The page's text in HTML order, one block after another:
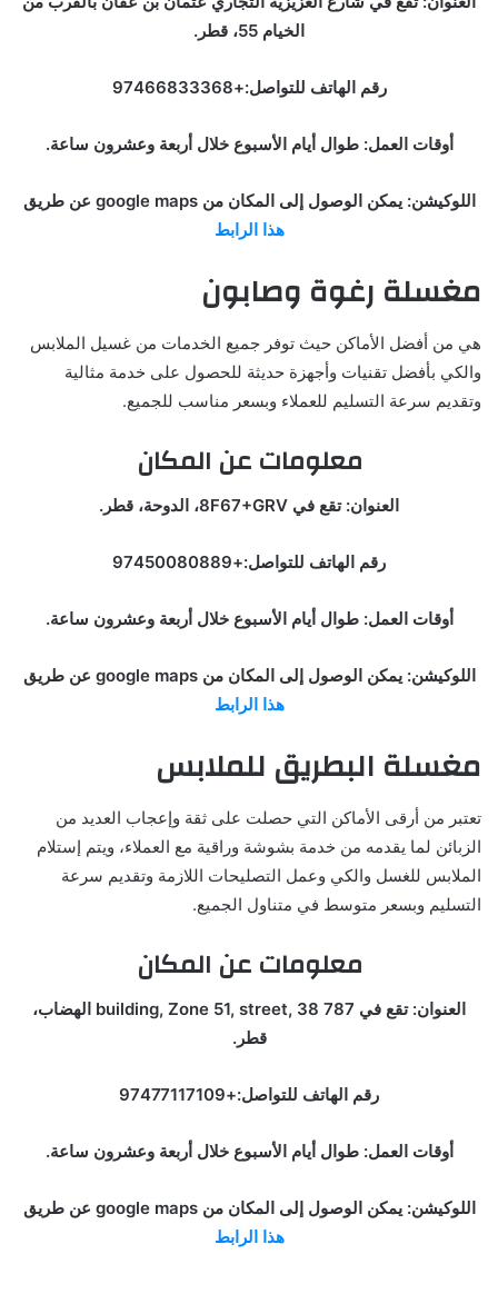
الخيام 55، قطر.
رقم الهاتف للتواصل:+97466833368
أوقات العمل: طوال أيام الأسبوع خلال أربعة وعشرون ساعة.
اللوكيشن: يمكن الوصول إلى المكان من google maps عن طريق
هذا الرابط
مغسلة رغوة وصابون
هي من أفضل الأماكن حيث توفر جميع الخدمات من غسيل الملابس
والكي بأفضل تقنيات وأجهزة حديثة للحصول على خدمة مثالية
وتقديم سرعة التسليم للعملاء وبسعر مناسب للجميع.
معلومات عن المكان
العنوان: تقع في 8F67+GRV، الدوحة، قطر.
رقم الهاتف للتواصل:+97450080889
أوقات العمل: طوال أيام الأسبوع خلال أربعة وعشرون ساعة.
اللوكيشن: يمكن الوصول إلى المكان من google maps عن طريق
هذا الرابط
مغسلة البطريق للملابس
تعتبر من أرقى الأماكن التي حصلت على ثقة وإعجاب العديد من
الزبائن لما يقدمه من خدمة بشوشة وراقية مع العملاء، ويتم إستلام
الملابس للغسل والكي وعمل التصليحات اللازمة وتقديم سرعة
التسليم وبسعر متوسط في متناول الجميع.
معلومات عن المكان
العنوان: تقع في 787 building, Zone 51, street, 38 الهضاب،
قطر.
رقم الهاتف للتواصل:+97477117109
أوقات العمل: طوال أيام الأسبوع خلال أربعة وعشرون ساعة.
اللوكيشن: يمكن الوصول إلى المكان من google maps عن طريق
هذا الرابط